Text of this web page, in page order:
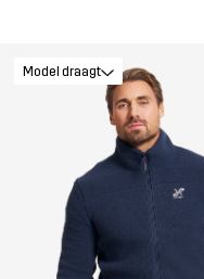
Model draagt